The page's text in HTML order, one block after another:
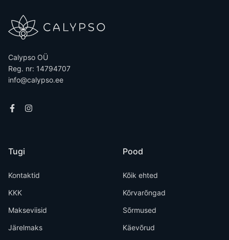
Calypso OÜ
Reg. nr: 14794707
info@calypso.ee
Tugi
Kontaktid
KKK
Makseviisid
Järelmaks
Pood
Kõik ehted
Kõrvarõngad
Sõrmused
Käevõrud